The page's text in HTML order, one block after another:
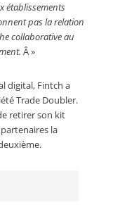
établissements
pas la relation
collaborative au
Â »
digital, Fintch a
Trade Doubler.
retirer son kit
la